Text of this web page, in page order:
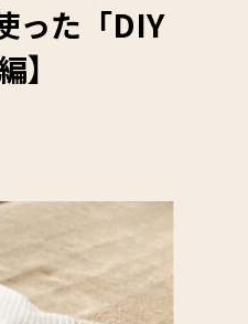
った「DIY
】